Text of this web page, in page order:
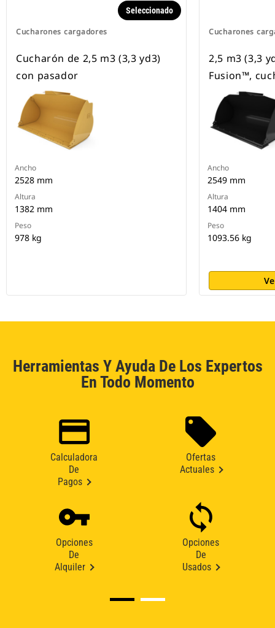
Cucharones cargadores
Seleccionado
Cucharón de 2,5 m3 (3,3 yd3)
con pasador
Ancho
2528 mm
Altura
1382 mm
Peso
978 kg
Cucharones
2,5 m3 (3,3
Fusion™,
Ancho
2549 mm
Altura
1404 mm
Peso
1093.56 kg
Herramientas Y Ayuda De Los Expertos
En Todo Momento
Calculadora
De
Pagos
Ofertas
Actuales
Opciones
De
Alquiler
Opciones
De
Usados